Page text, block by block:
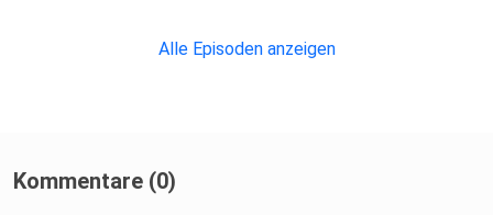
Alle Episoden anzeigen
Kommentare (0)